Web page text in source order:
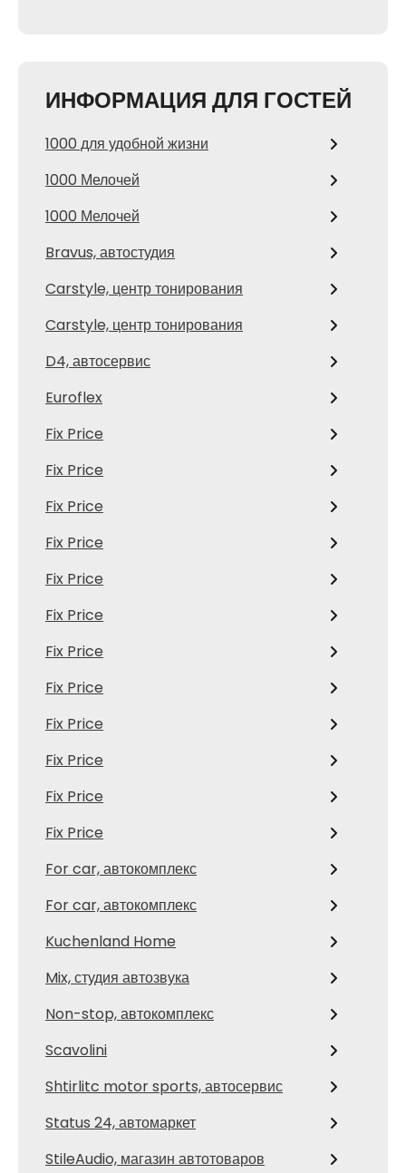
ИНФОРМАЦИЯ ДЛЯ ГОСТЕЙ
1000 для удобной жизни
1000 Мелочей
1000 Мелочей
Bravus, автостудия
Carstyle, центр тонирования
Carstyle, центр тонирования
D4, автосервис
Euroflex
Fix Price
Fix Price
Fix Price
Fix Price
Fix Price
Fix Price
Fix Price
Fix Price
Fix Price
Fix Price
Fix Price
Fix Price
For car, автокомплекс
For car, автокомплекс
Kuchenland Home
Mix, студия автозвука
Non-stop, автокомплекс
Scavolini
Shtirlitc motor sports, автосервис
Status 24, автомаркет
StileAudio, магазин автотоваров